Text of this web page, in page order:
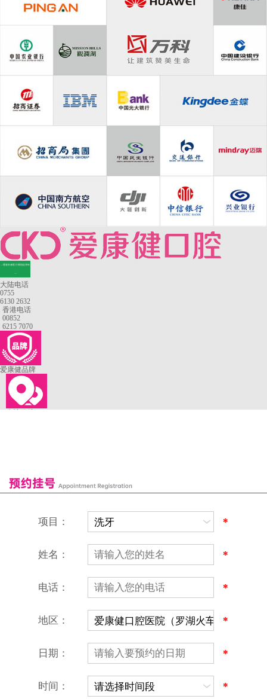
—香港长者医疗券指定牙科
大陆电话
0755
6130 2632
香港电话
00852
6215 7070
爱康健品牌
恒乐口腔诊所
富港口腔诊所
营业时间：9:00-18:00
（节假日照常上班）
微信线上预约：aikangjian1995
微信小程序：爱康健齿科
项目： *
姓名： *
电话： *
地区： *
日期： *
时间： *